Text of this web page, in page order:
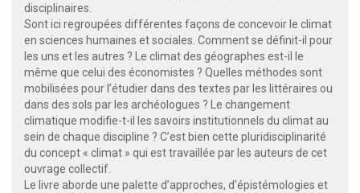
disciplinaires.
Sont ici regroupées différentes façons de concevoir le climat
en sciences humaines et sociales. Comment se définit-il pour
les uns et les autres ? Le climat des géographes est-il le
même que celui des économistes ? Quelles méthodes sont
mobilisées pour l’étudier dans des textes par les littéraires ou
dans des sols par les archéologues ? Le changement
climatique modifie-t-il les savoirs institutionnels du climat au
sein de chaque discipline ? C’est bien cette pluridisciplinarité
du concept « climat » qui est travaillée par les auteurs de cet
ouvrage collectif.
Le livre aborde une palette d’approches, d’épistémologies et